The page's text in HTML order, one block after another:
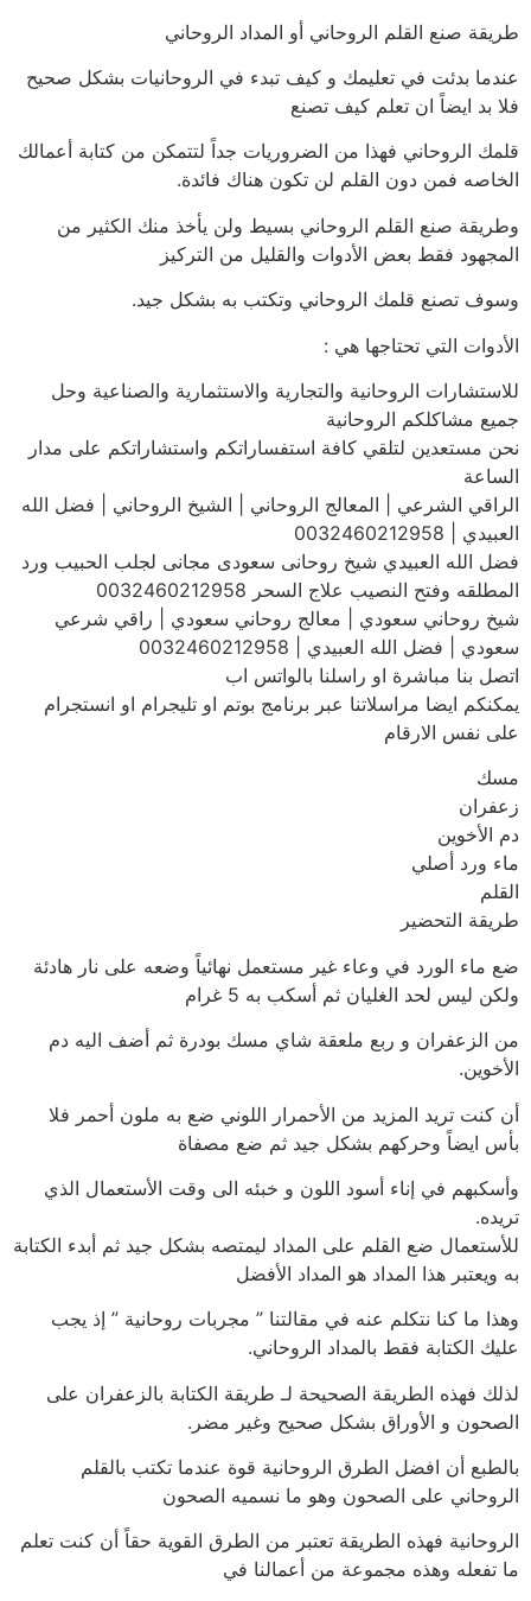
طريقة صنع القلم الروحاني أو المداد الروحاني
عندما بدئت في تعليمك و كيف تبدء في الروحانيات بشكل صحيح
فلا بد ايضاً ان تعلم كيف تصنع
قلمك الروحاني فهذا من الضروريات جداً لتتمكن من كتابة أعمالك
الخاصه فمن دون القلم لن تكون هناك فائدة.
وطريقة صنع القلم الروحاني بسيط ولن يأخذ منك الكثير من
المجهود فقط بعض الأدوات والقليل من التركيز
وسوف تصنع قلمك الروحاني وتكتب به بشكل جيد.
الأدوات التي تحتاجها هي :
للاستشارات الروحانية والتجارية والاستثمارية والصناعية وحل
جميع مشاكلكم الروحانية
نحن مستعدين لتلقي كافة استفساراتكم واستشاراتكم على مدار
الساعة
الراقي الشرعي | المعالج الروحاني | الشيخ الروحاني | فضل الله
العبيدي | 0032460212958
فضل الله العبيدي شيخ روحانى سعودى مجانى لجلب الحبيب ورد
المطلقه وفتح النصيب علاج السحر 0032460212958
شيخ روحاني سعودي | معالج روحاني سعودي | راقي شرعي
سعودي | فضل الله العبيدي | 0032460212958
اتصل بنا مباشرة او راسلنا بالواتس اب
يمكنكم ايضا مراسلاتنا عبر برنامج بوتم او تليجرام او انستجرام
على نفس الارقام
مسك
زعفران
دم الأخوين
ماء ورد أصلي
القلم
طريقة التحضير
ضع ماء الورد في وعاء غير مستعمل نهائياً وضعه على نار هادئة
ولكن ليس لحد الغليان ثم أسكب به 5 غرام
من الزعفران و ربع ملعقة شاي مسك بودرة ثم أضف اليه دم
الأخوين.
أن كنت تريد المزيد من الأحمرار اللوني ضع به ملون أحمر فلا
بأس ايضاً وحركهم بشكل جيد ثم ضع مصفاة
وأسكبهم في إناء أسود اللون و خبئه الى وقت الأستعمال الذي
تريده.
للأستعمال ضع القلم على المداد ليمتصه بشكل جيد ثم أبدء الكتابة
به ويعتبر هذا المداد هو المداد الأفضل
وهذا ما كنا نتكلم عنه في مقالتنا ” مجربات روحانية ” إذ يجب
عليك الكتابة فقط بالمداد الروحاني.
لذلك فهذه الطريقة الصحيحة لـ طريقة الكتابة بالزعفران على
الصحون و الأوراق بشكل صحيح وغير مضر.
بالطبع أن افضل الطرق الروحانية قوة عندما تكتب بالقلم
الروحاني على الصحون وهو ما نسميه الصحون
الروحانية فهذه الطريقة تعتبر من الطرق القوية حقاً أن كنت تعلم
ما تفعله وهذه مجموعة من أعمالنا في